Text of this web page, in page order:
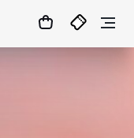
MATCHCENTER